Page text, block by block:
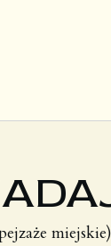
miejskie)